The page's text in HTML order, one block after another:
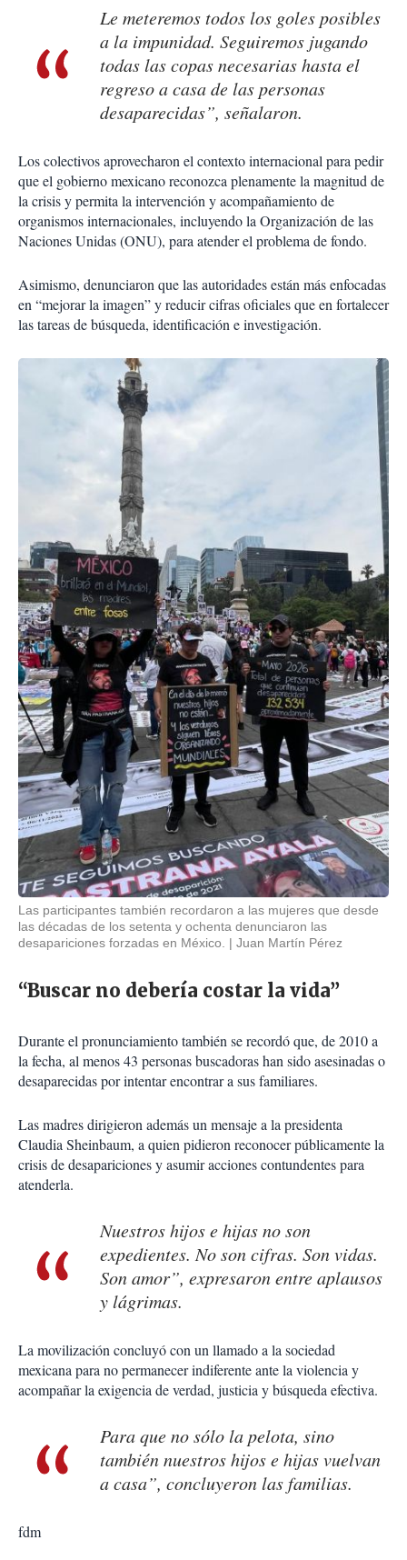
Le meteremos todos los goles posibles
a la impunidad. Seguiremos jugando
todas las copas necesarias hasta el
regreso a casa de las personas
desaparecidas”, señalaron.
Los colectivos aprovecharon el contexto internacional para pedir
que el gobierno mexicano reconozca plenamente la magnitud de
la crisis y permita la intervención y acompañamiento de
organismos internacionales, incluyendo la Organización de las
Naciones Unidas (ONU), para atender el problema de fondo.
Asimismo, denunciaron que las autoridades están más enfocadas
en “mejorar la imagen” y reducir cifras oficiales que en fortalecer
las tareas de búsqueda, identificación e investigación.
Las participantes también recordaron a las mujeres que desde
las décadas de los setenta y ochenta denunciaron las
desapariciones forzadas en México.
Juan Martín Pérez
“Buscar no debería costar la vida”
Durante el pronunciamiento también se recordó que, de 2010 a
la fecha, al menos 43 personas buscadoras han sido asesinadas o
desaparecidas por intentar encontrar a sus familiares.
Las madres dirigieron además un mensaje a la presidenta
Claudia Sheinbaum, a quien pidieron reconocer públicamente la
crisis de desapariciones y asumir acciones contundentes para
atenderla.
Nuestros hijos e hijas no son
expedientes. No son cifras. Son vidas.
Son amor”, expresaron entre aplausos
y lágrimas.
La movilización concluyó con un llamado a la sociedad
mexicana para no permanecer indiferente ante la violencia y
acompañar la exigencia de verdad, justicia y búsqueda efectiva.
Para que no sólo la pelota, sino
también nuestros hijos e hijas vuelvan
a casa”, concluyeron las familias.
fdm